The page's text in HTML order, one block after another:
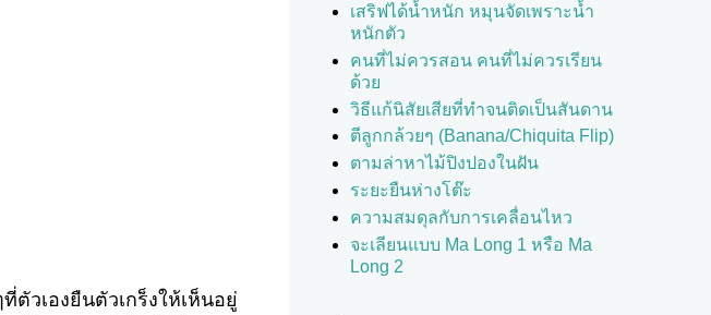
ตัวเองยืนตัวเกร็งให้เห็นอยู่
เสริฟได้น้ำหนัก หมุนจัดเพราะน้ำ
หนักตัว
คนที่ไม่ควรสอน คนที่ไม่ควรเรียน
ด้วย
วิธีแก้นิสัยเสียที่ทำจนติดเป็นสันดาน
ตีลูกกล้วยๆ (Banana/Chiquita Flip)
ตามล่าหาไม้ปิงปองในฝัน
ระยะยืนห่างโต๊ะ
ความสมดุลกับการเคลื่อนไหว
จะเลียนแบบ Ma Long 1 หรือ Ma
Long 2